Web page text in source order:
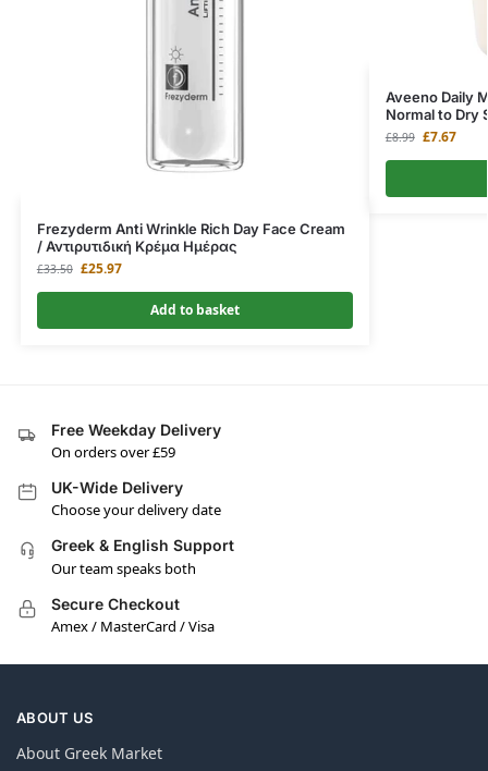
Frezyderm Anti Wrinkle Rich Day Face Cream
/ Αντιρυτιδική Κρέμα Ημέρας
£33.50 £25.97
Add to basket
Aveeno Daily
Normal to Dry
£8.99 £7.67
Free Weekday Delivery
On orders over £59
UK-Wide Delivery
Choose your delivery date
Greek & English Support
Our team speaks both
Secure Checkout
Amex / MasterCard / Visa
ABOUT US
About Greek Market